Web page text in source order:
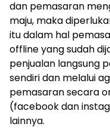
dan pemasaran
maju, maka
itu dalam hal
offline yang sudah
penjualan langsung
sendiri dan melalui
pemasaran secara
(facebook dan
lainnya.